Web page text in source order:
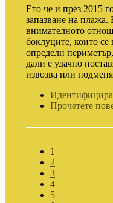
Ето че и през 2015
запазване на
внимателното
боклуците, които се
определн
дали е удачно
извозва или
Прочетете
1
2
3
4
5